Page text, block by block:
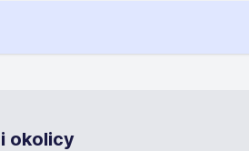
okolicy